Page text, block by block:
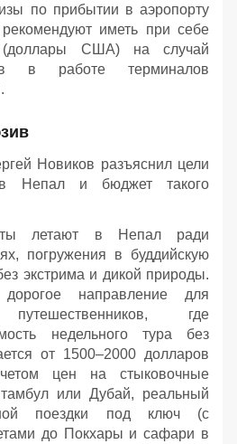
по прибытии в аэропорту
иметь при себе
(доллары США) на случай
в работе терминалов
Новиков разъяснил цели
в Непал и бюджет такого
летают в Непал ради
погружения в буддийскую
экстрима и дикой природы.
направление для
путешественников, где
недельного тура без
от 1500–2000 долларов
цен на стыковочные
или Дубай, реальный
поездки под ключ (с
до Покхары и сафари в